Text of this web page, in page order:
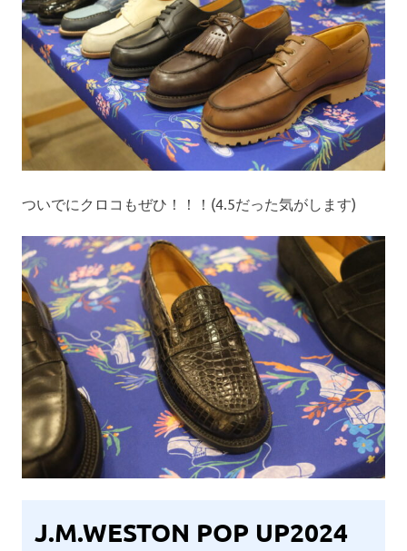
ついでにクロコもぜひ！！！(4.5だった気がします)
J.M.WESTON POP UP2024